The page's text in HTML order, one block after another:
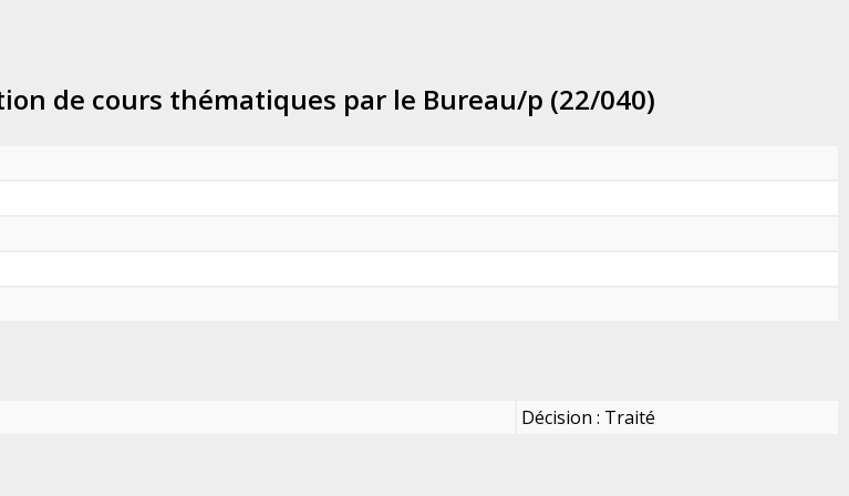
de cours thématiques par le Bureau/p (22/040)
Décision : Traité